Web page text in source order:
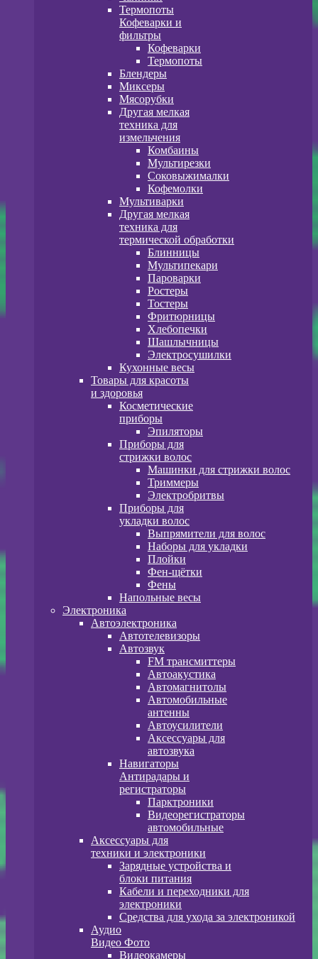
Термопоты
Кофеварки и
фильтры
Кофеварки
Термопоты
Блендеры
Миксеры
Мясорубки
Другая мелкая
техника для
измельчения
Комбаины
Мультирезки
Соковыжималки
Кофемолки
Мультиварки
Другая мелкая
техника для
термической обработки
Блинницы
Мультипекари
Пароварки
Ростеры
Тостеры
Фритюрницы
Хлебопечки
Шашлычницы
Электросушилки
Кухонные весы
Товары для красоты
и здоровья
Косметические
приборы
Эпиляторы
Приборы для
стрижки волос
Машинки для стрижки волос
Триммеры
Электробритвы
Приборы для
укладки волос
Выпрямители для волос
Наборы для укладки
Плойки
Фен-щётки
Фены
Напольные весы
Электроника
Автоэлектроника
Автотелевизоры
Автозвук
FM трансмиттеры
Автоакустика
Автомагнитолы
Автомобильные
антенны
Автоусилители
Аксессуары для
автозвука
Навигаторы
Антирадары и
регистраторы
Парктроники
Видеорегистраторы
автомобильные
Аксессуары для
техники и электроники
Зарядные устройства и
блоки питания
Кабели и переходники для
электроники
Средства для ухода за электроникой
Аудио
Видео Фото
Видеокамеры